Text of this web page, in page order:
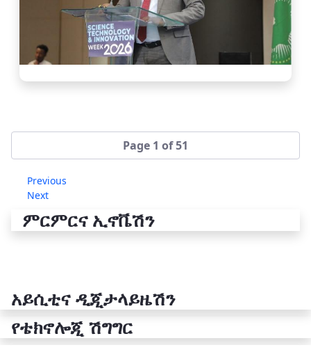
Page 1 of 51
Previous
Next
ምርምርና ኢኖቬሽን
አይሲቲና ዲጂታላይዜሽን
የቴክኖሎጂ ሽግግር